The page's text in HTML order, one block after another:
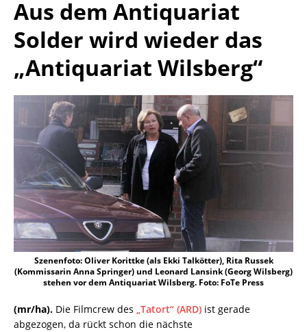
Aus dem Antiquariat
Solder wird wieder das
„Antiquariat Wilsberg“
Szenenfoto: Oliver Korittke (als Ekki Talkötter), Rita Russek
(Kommissarin Anna Springer) und Leonard Lansink (Georg Wilsberg)
stehen vor dem Antiquariat Wilsberg. Foto: FoTe Press
(mr/ha). Die Filmcrew des „Tatort“ (ARD) ist gerade
abgezogen, da rückt schon die nächste